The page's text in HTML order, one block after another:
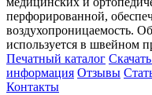
перфорированной,
воздухопроницаемость.
используется в швейном
Печатный каталог
информация Отзывы
Контакты